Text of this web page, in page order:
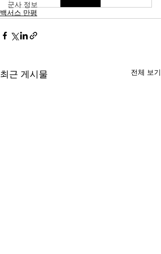
군사 정보
백서스 만평
최근 게시물 전체 보기